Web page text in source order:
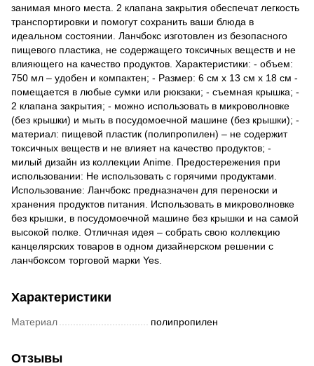
занимая много места. 2 клапана закрытия обеспечат легкость
транспортировки и помогут сохранить ваши блюда в
идеальном состоянии. Ланчбокс изготовлен из безопасного
пищевого пластика, не содержащего токсичных веществ и не
влияющего на качество продуктов. Характеристики: - объем:
750 мл – удобен и компактен; - Размер: 6 см х 13 см х 18 см -
помещается в любые сумки или рюкзаки; - съемная крышка; -
2 клапана закрытия; - можно использовать в микроволновке
(без крышки) и мыть в посудомоечной машине (без крышки); -
материал: пищевой пластик (полипропилен) – не содержит
токсичных веществ и не влияет на качество продуктов; -
милый дизайн из коллекции Anime. Предостережения при
использовании: Не использовать с горячими продуктами.
Использование: Ланчбокс предназначен для переноски и
хранения продуктов питания. Использовать в микроволновке
без крышки, в посудомоечной машине без крышки и на самой
высокой полке. Отличная идея – собрать свою коллекцию
канцелярских товаров в одном дизайнерском решении с
ланчбоксом торговой марки Yes.
Характеристики
Материал полипропилен
Отзывы